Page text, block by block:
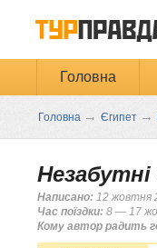
Головна
Головна → Єгипет →
Незабутні
Написано: 12 жовтня
Час поїздки: 8 — 17
Кому автор радить